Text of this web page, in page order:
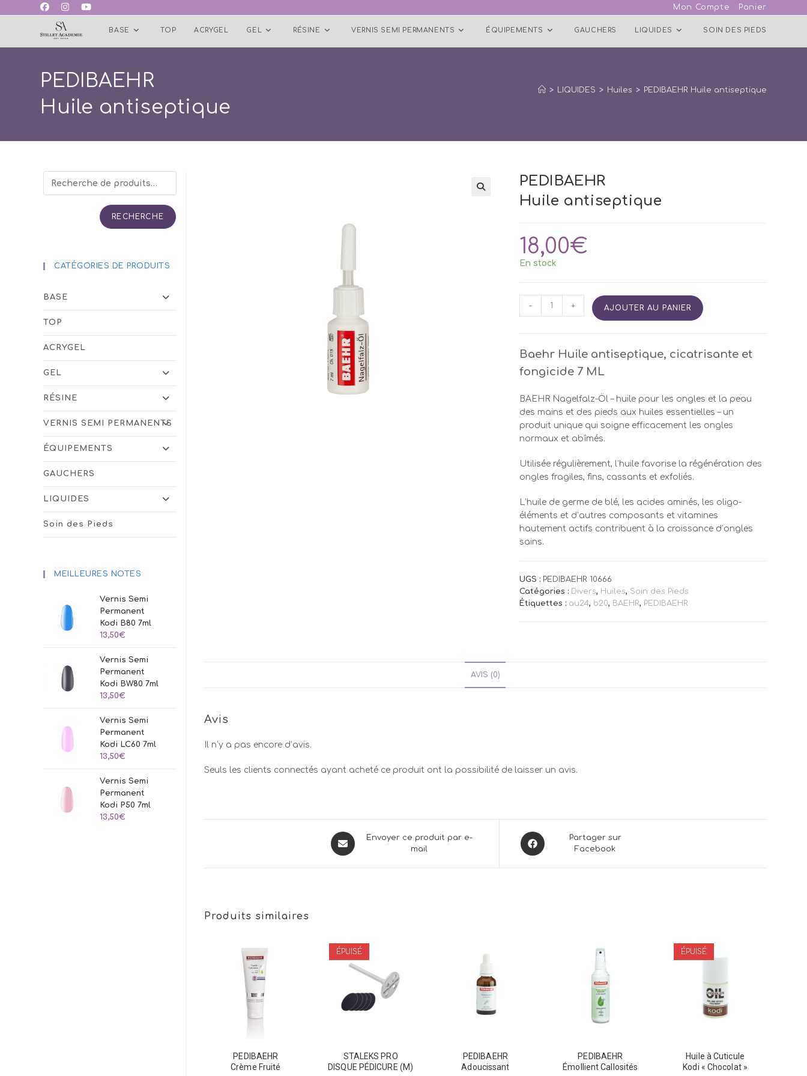
Mon Compte Panier
BASE TOP ACRYGEL GEL RÉSINE VERNIS SEMI PERMANENTS ÉQUIPEMENTS GAUCHERS LIQUIDES SOIN DES PIEDS
PEDIBAEHR
Huile antiseptique
> LIQUIDES > Huiles > PEDIBAEHR Huile antiseptique
PEDIBAEHR
Huile antiseptique
18,00€
En stock
quantité
de
antiseptique
- + AJOUTER AU PANIER
Baehr Huile antiseptique, cicatrisante et
fongicide 7 ML
BAEHR Nagelfalz-Öl – huile pour les ongles et la peau
des mains et des pieds aux huiles essentielles – un
produit unique qui soigne efficacement les ongles
normaux et abîmés.
Utilisée régulièrement, l’huile favorise la régénération des
ongles fragiles, fins, cassants et exfoliés.
L’huile de germe de blé, les acides aminés, les oligo-
éléments et d’autres composants et vitamines
hautement actifs contribuent à la croissance d’ongles
sains.
UGS : PEDIBAEHR 10666
Catégories : Divers, Huiles, Soin des Pieds
Étiquettes : au24, b20, BAEHR, PEDIBAEHR
AVIS (0)
Avis
Il n’y a pas encore d’avis.
Seuls les clients connectés ayant acheté ce produit ont la possibilité de laisser un avis.
Opens
in
Envoyer ce produit par e-
mail
Opens
in
Partager sur
Facebook
Produits similaires
PEDIBAEHR
Crème Fruité
ÉPUISÉ
STALEKS PRO
DISQUE PÉDICURE (M)
PEDIBAEHR
Adoucissant
PEDIBAEHR
Émollient Callosités
ÉPUISÉ
Huile à Cuticule
Kodi « Chocolat »
RECHERCHE
CATÉGORIES DE PRODUITS
BASE
TOP
ACRYGEL
GEL
RÉSINE
VERNIS SEMI PERMANENTS
ÉQUIPEMENTS
GAUCHERS
LIQUIDES
Soin des Pieds
MEILLEURES NOTES
Vernis Semi
Permanent
Kodi B80 7ml
13,50€
Vernis Semi
Permanent
Kodi BW80 7ml
13,50€
Vernis Semi
Permanent
Kodi LC60 7ml
13,50€
Vernis Semi
Permanent
Kodi P50 7ml
13,50€